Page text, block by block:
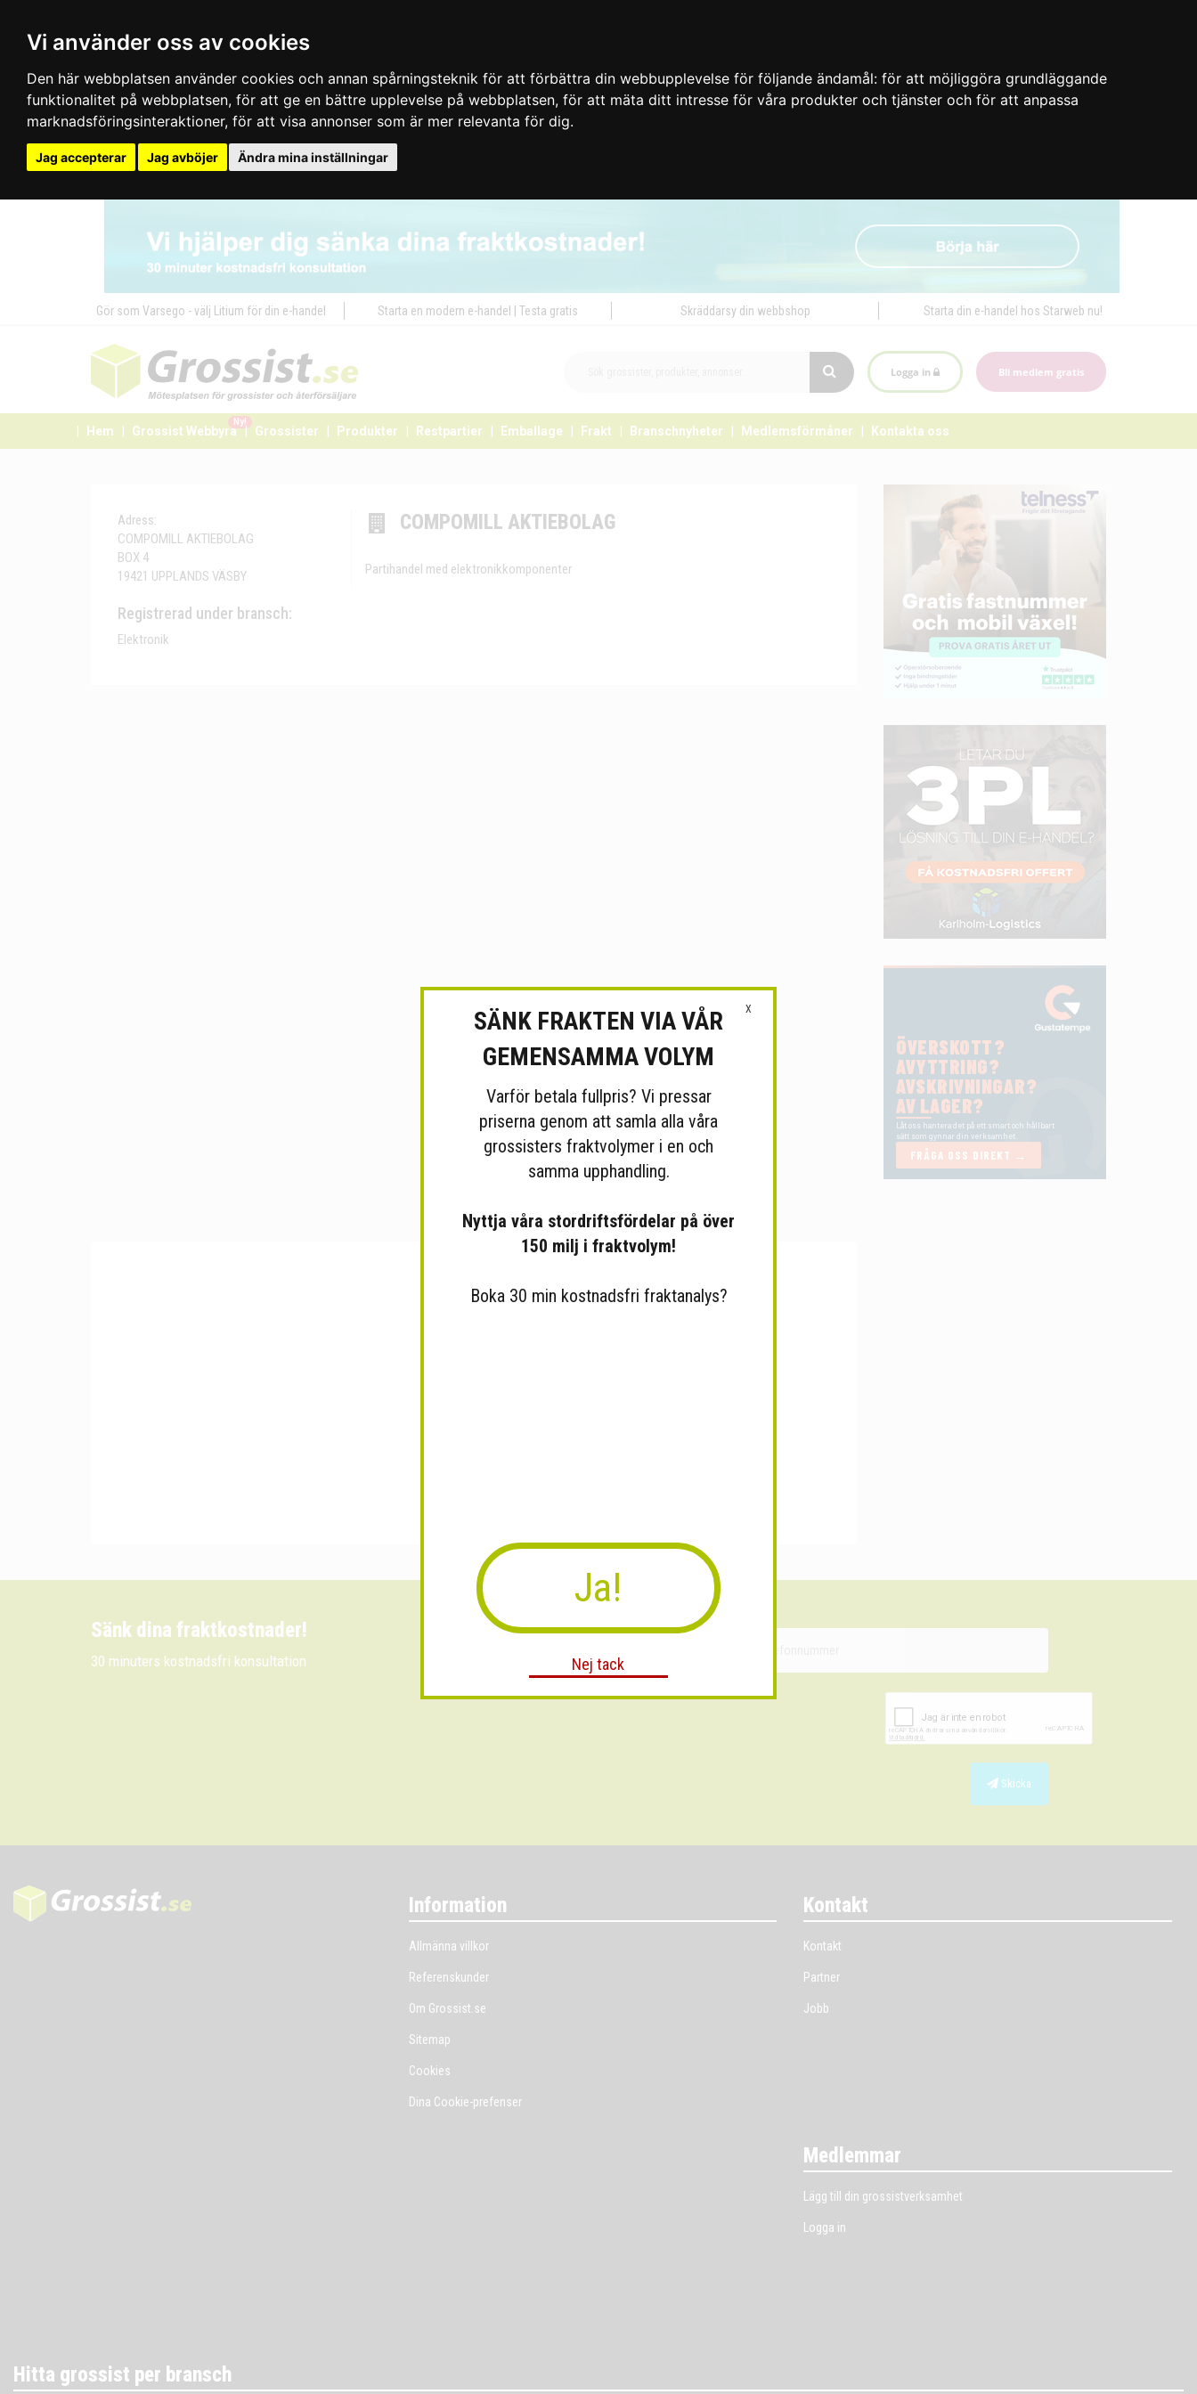
Vi använder oss av cookies
Den här webbplatsen använder cookies och annan spårningsteknik för att förbättra din webbupplevelse för följande ändamål: för att möjliggöra grundläggande
funktionalitet på webbplatsen, för att ge en bättre upplevelse på webbplatsen, för att mäta ditt intresse för våra produkter och tjänster och för att anpassa
marknadsföringsinteraktioner, för att visa annonser som är mer relevanta för dig.
Jag accepterar Jag avböjer Ändra mina inställningar
Gör som Varsego - välj Litium för din e-handel Starta en modern e-handel | Testa gratis Skräddarsy din webbshop Starta din e-handel hos Starweb nu!
Logga in Bli medlem gratis
Hem Grossist Webbyrå
Ny!
Grossister Produkter Restpartier Emballage Frakt Branschnyheter Medlemsförmåner Kontakta oss
Adress:
COMPOMILL AKTIEBOLAG
BOX 4
19421 UPPLANDS VÄSBY
Registrerad under bransch:
Elektronik
COMPOMILL AKTIEBOLAG
Partihandel med elektronikkomponenter
Sänk dina fraktkostnader!
30 minuters kostnadsfri konsultation
Skicka
Information
Allmänna villkor
Referenskunder
Om Grossist.se
Sitemap
Cookies
Dina Cookie-prefenser
Kontakt
Kontakt
Partner
Jobb
Medlemmar
Lägg till din grossistverksamhet
Logga in
Hitta grossist per bransch
X
SÄNK FRAKTEN VIA VÅR
GEMENSAMMA VOLYM
Varför betala fullpris? Vi pressar
priserna genom att samla alla våra
grossisters fraktvolymer i en och
samma upphandling.
Nyttja våra stordriftsfördelar på över
150 milj i fraktvolym!
Boka 30 min kostnadsfri fraktanalys?
Ja!
Nej tack